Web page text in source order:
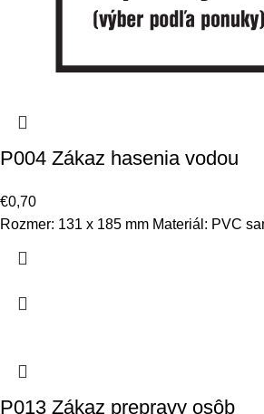
P004 Zákaz hasenia vodou
€0,70
Rozmer: 131 x 185 mm Materiál: PVC
P013 Zákaz prepravy osôb